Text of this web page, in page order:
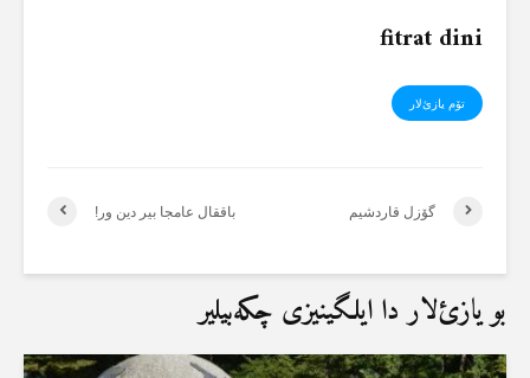
fitrat dini
تۆم یازئ‌لار
باققال عامجا بیر دین ور! گۆزل قاردشیم
بو یازئ‌لار دا ایلگینیزی چکەبیلیر